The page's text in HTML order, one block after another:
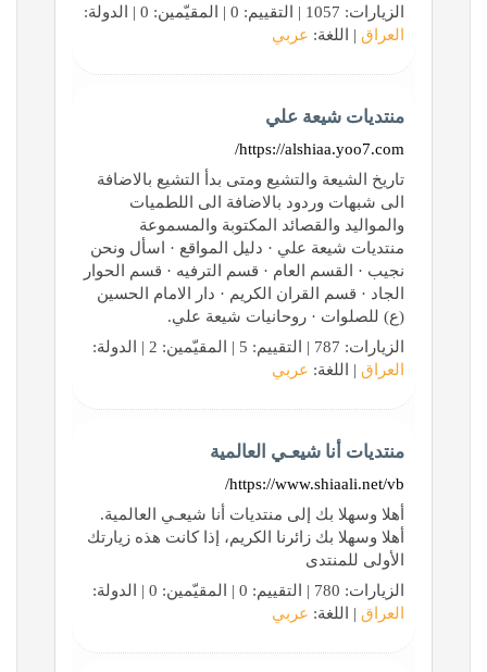
الزيارات: 1057 | التقييم: 0 | المقيّمين: 0 | الدولة:
العراق | اللغة: عربي
منتديات شيعة علي
https://alshiaa.yoo7.com/
تاريخ الشيعة والتشيع ومتى بدأ التشيع بالاضافة
الى شبهات وردود بالاضافة الى اللطميات
والمواليد والقصائد المكتوبة والمسموعة
منتديات شيعة علي · دليل المواقع · اسأل ونحن
نجيب · القسم العام · قسم الترفيه · قسم الحوار
الجاد · قسم القران الكريم · دار الامام الحسين
(ع) للصلوات · روحانيات شيعة علي.
الزيارات: 787 | التقييم: 5 | المقيّمين: 2 | الدولة:
العراق | اللغة: عربي
منتديات أنا شيعـي العالمية
https://www.shiaali.net/vb/
أهلا وسهلا بك إلى منتديات أنا شيعـي العالمية.
أهلا وسهلا بك زائرنا الكريم، إذا كانت هذه زيارتك
الأولى للمنتدى
الزيارات: 780 | التقييم: 0 | المقيّمين: 0 | الدولة:
العراق | اللغة: عربي